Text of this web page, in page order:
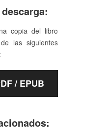
copia del libro
las siguientes
/ EPUB